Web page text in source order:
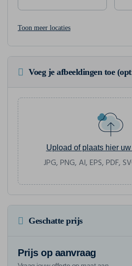
Toon meer locaties
Voeg je afbeeldingen toe
Upload of plaats hier
JPG, PNG, AI, EPS, PDF,
Geschatte prijs
Prijs op aanvraag